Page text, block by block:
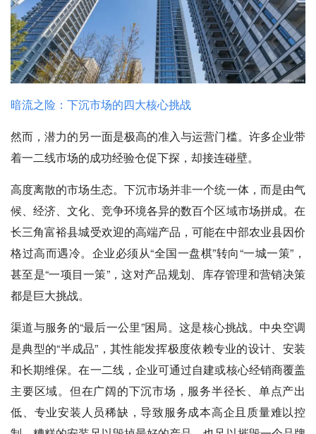
暗流之险：下沉市场的四大核心挑战
然而，潜力的另一面是极高的准入与运营门槛。许多企业带
着一二线市场的成功经验仓促下探，却接连碰壁。
高度离散的市场生态。下沉市场并非一个统一体，而是由气
候、经济、文化、竞争环境各异的数百个区域市场拼成。在
长三角富裕县城受欢迎的高端产品，可能在中部农业县因价
格过高而遇冷。企业必须从“全国一盘棋”转向“一城一策”，
甚至是“一项目一策”，这对产品规划、库存管理和营销决策
都是巨大挑战。
渠道与服务的“最后一公里”困局。这是核心挑战。中央空调
是典型的“半成品”，其性能发挥极度依赖专业的设计、安装
和长期维保。在一二线，企业可通过自建或核心经销商覆盖
主要区域。但在广阔的下沉市场，服务半径长、单点产出
低、专业安装人员稀缺，导致服务成本高企且质量难以控